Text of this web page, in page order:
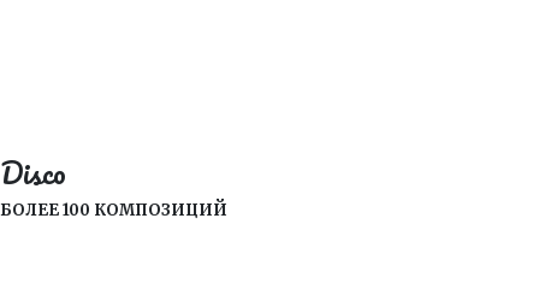
Disco
БОЛЕЕ 100 КОМПОЗИЦИЙ